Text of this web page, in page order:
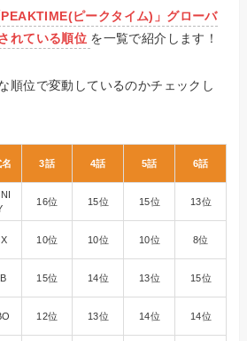
PEAKTIME(ピークタイム)」グローバ
れている順位 を一覧で紹介します！
順位で変動しているのかチェックし
3話 4話 5話 6話
16位 15位 15位 13位
10位 10位 10位 8位
15位 14位 13位 15位
12位 13位 14位 14位